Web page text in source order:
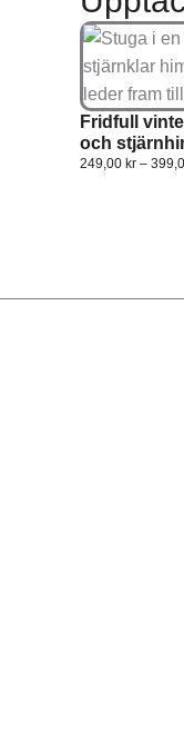
Fridfull
och
249,00 kr –